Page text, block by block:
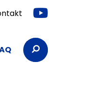
Youtube
Suchbegriffe